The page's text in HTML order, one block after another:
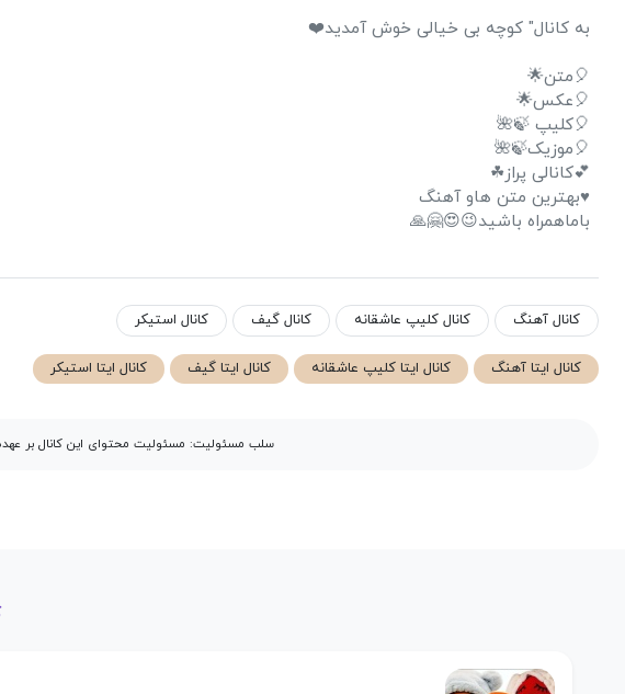
️️به کانال" کوچه بی خیالی خوش آمدید❤️
🎈متن🌟
🎈عکس🌟
🎈کلیپ 🍃🌺
🎈موزیک🍃🌺
💕کانالی پراز☘
♥️بهترین متن هاو آهنگ
باماهمراه باشید😉😍🤗🙏
کانال آهنگ کانال کلیپ عاشقانه کانال گیف کانال استیکر
کانال ایتا آهنگ کانال ایتا کلیپ عاشقانه کانال ایتا گیف کانال ایتا استیکر
سلب مسئولیت: مسئولیت محتوای این کانال بر